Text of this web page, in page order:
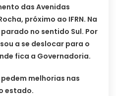
das Avenidas
próximo ao IFRN. Na
no sentido Sul. Por
a se deslocar para o
fica a Governadoria.
melhorias nas
estado.